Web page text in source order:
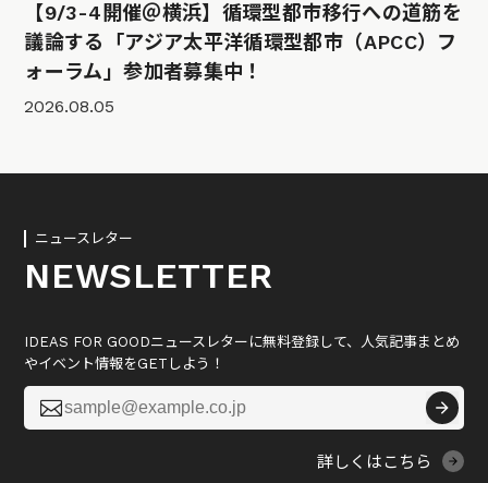
【9/3-4開催＠横浜】循環型都市移行への道筋を
議論する「アジア太平洋循環型都市（APCC）フ
ォーラム」参加者募集中！
2026.08.05
ニュースレター
NEWSLETTER
IDEAS FOR GOODニュースレターに無料登録して、人気記事まとめ
やイベント情報をGETしよう！

詳しくはこちら